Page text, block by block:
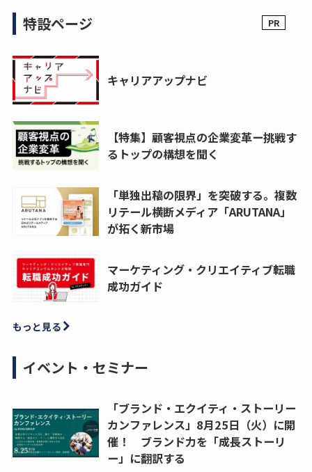
特設ページ
キャリアアップナビ
【特集】顧客視点の企業変革ー挑戦す
るトップの構想を聞く
「単独出稿の限界」を突破する。複数
リテール横断メディア「ARUTANA」
が拓く新市場
マーケティング・クリエイティブ転職
成功ガイド
もっと見る
イベント・セミナー
「ブランド・エクイティ・ストーリー
カンファレンス」8月25日（火）に開
催！ ブランド力を「成長ストーリ
ー」に翻訳する